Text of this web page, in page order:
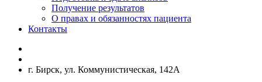
Получение результатов
О правах и обязанностях пациента
Контакты
г. Бирск, ул. Коммунистическая, 142А